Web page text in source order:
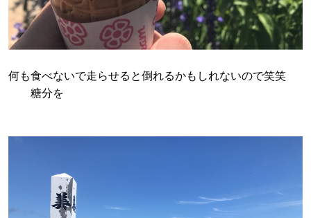
何も食べないで走らせると倒れるかもしれないので笑笑
糖分を